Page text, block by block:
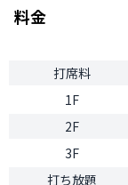
料金
打席料
1F
2F
3F
打ち放題